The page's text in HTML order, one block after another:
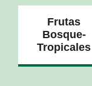
Frutas
Bosque-
Tropicales